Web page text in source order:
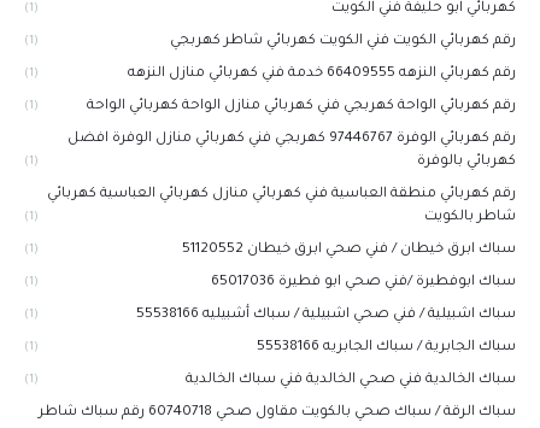
كهربائي ابو حليفة فني الكويت
(1)
رقم كهربائي الكويت فني الكويت كهربائي شاطر كهربجي (1)
رقم كهربائي النزهه 66409555 خدمة فني كهربائي منازل النزهه (1)
رقم كهربائي الواحة كهربجي فني كهربائي منازل الواحة كهربائي الواحة (1)
رقم كهربائي الوفرة 97446767‬ كهربجي فني كهربائي منازل الوفرة افضل
كهربائي بالوفرة
(1)
رقم كهربائي منطقة العباسية فني كهربائي منازل كهربائي العباسية كهربائي
شاطر بالكويت
(1)
سباك ابرق خيطان / فني صحي ابرق خيطان 51120552 (1)
سباك ابوفطيرة /فني صحي ابو فطيرة 65017036 (1)
سباك اشبيلية / فني صحي اشبيلية / سباك أشبيليه 55538166 (1)
سباك الجابرية / سباك الجابريه 55538166 (1)
سباك الخالدية فني صحي الخالدية فني سباك الخالدية (1)
سباك الرقة / سباك صحي بالكويت مقاول صحي 60740718 رقم سباك شاطر